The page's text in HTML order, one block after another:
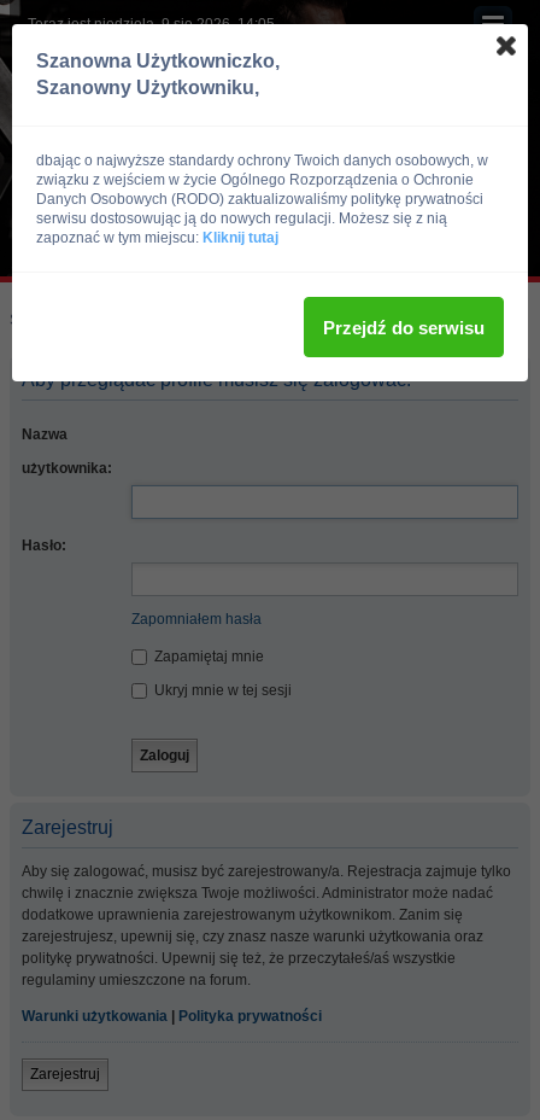
Teraz jest niedziela, 9 sie 2026, 14:05
Skocz do:
Aby przeglądać profile musisz się zalogować.
Nazwa
użytkownika:
Hasło:
Zapomniałem hasła
Zapamiętaj mnie
Ukryj mnie w tej sesji
Zarejestruj
Aby się zalogować, musisz być zarejestrowany/a. Rejestracja zajmuje tylko
chwilę i znacznie zwiększa Twoje możliwości. Administrator może nadać
dodatkowe uprawnienia zarejestrowanym użytkownikom. Zanim się
zarejestrujesz, upewnij się, czy znasz nasze warunki użytkowania oraz
politykę prywatności. Upewnij się też, że przeczytałeś/aś wszystkie
regulaminy umieszczone na forum.
Warunki użytkowania Polityka prywatności
Zarejestruj
Szanowna Użytkowniczko,
Szanowny Użytkowniku,
dbając o najwyższe standardy ochrony Twoich danych osobowych, w
związku z wejściem w życie Ogólnego Rozporządzenia o Ochronie
Danych Osobowych (RODO) zaktualizowaliśmy politykę prywatności
serwisu dostosowując ją do nowych regulacji. Możesz się z nią
zapoznać w tym miejscu: Kliknij tutaj
Przejdź do serwisu